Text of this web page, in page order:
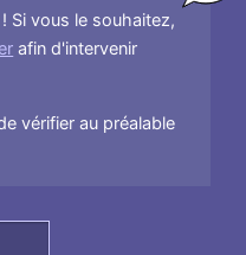
Si vous le souhaitez,
afin d'intervenir
vérifier au préalable